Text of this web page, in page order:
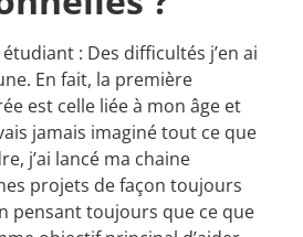
: Des difficultés j’en ai
En fait, la première
est celle liée à mon âge et
jamais imaginé tout ce que
j’ai lancé ma chaine
projets de façon toujours
pensant toujours que ce que